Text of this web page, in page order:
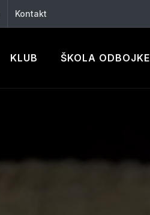
Kontakt
KLUB ŠKOLA ODBOJKE